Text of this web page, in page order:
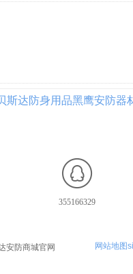
斯达防身用品黑鹰安防器
安防商城官网
355166329
网站地图